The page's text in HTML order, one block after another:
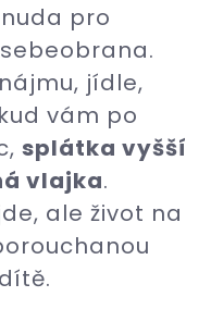
pro
jídle,
vám po
splátka vyšší
vlajka.
ale život na